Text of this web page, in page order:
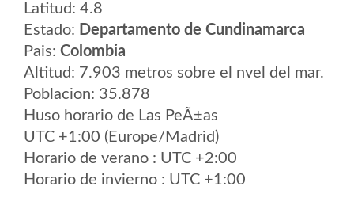
Latitud: 4.8
Estado: Departamento de Cundinamarca
Pais: Colombia
Altitud: 7.903 metros sobre el nvel del mar.
Poblacion: 35.878
Huso horario de Las PeÃ±as
UTC +1:00 (Europe/Madrid)
Horario de verano : UTC +2:00
Horario de invierno : UTC +1:00